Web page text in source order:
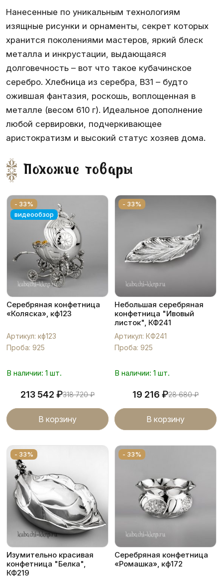
Нанесенные по уникальным технологиям
изящные рисунки и орнаменты, секрет которых
хранится поколениями мастеров, яркий блеск
металла и инкрустации, выдающаяся
долговечность – вот что такое кубачинское
серебро. Хлебница из серебра, ВЗ1 – будто
ожившая фантазия, роскошь, воплощенная в
металле (весом 610 г). Идеальное дополнение
любой сервировки, подчеркивающее
аристократизм и высокий статус хозяев дома.
Похожие товары
- 33%
видеообзор
Серебряная конфетница
«Коляска», кф123
Артикул: кф123
Проба: 925
В наличии: 1 шт.
213 542 ₽318 720₽
В корзину
- 33%
Небольшая серебряная
конфетница "Ивовый
листок", КФ241
Артикул: КФ241
Проба: 925
В наличии: 1 шт.
19 216 ₽28 680₽
В корзину
- 33%
Изумительно красивая
конфетница "Белка",
КФ219
- 33%
Серебряная конфетница
«Ромашка», кф172